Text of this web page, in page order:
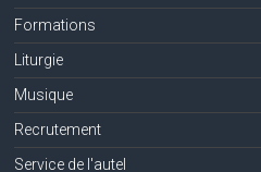
Formations
Liturgie
Musique
Recrutement
Service de l'autel